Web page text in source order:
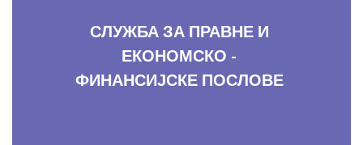
СЛУЖБА ЗА ПРАВНЕ И
ЕКОНОМСКО -
ФИНАНСИЈСКЕ ПОСЛОВЕ